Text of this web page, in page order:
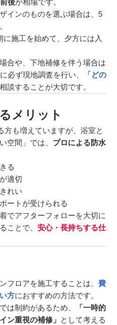
後が相場です。
インのものを選ぶ場合は、5
に施工を始めて、夕方には入
合や、下地補修を伴う場合は
必ず現地調査を行い、
「どの
談することが大切です。
メリット
方も増えていますが、浴室と
空間」では、 プロによる防水
る
適切
れい
ートが受けられる
でアフターフォローを大切に
ことで、 安心・長持ちする仕
フロアを施工することは、 費
方におすすめの方法です。
は制約があるため、
「一時的
ン重視の補修」 として考える